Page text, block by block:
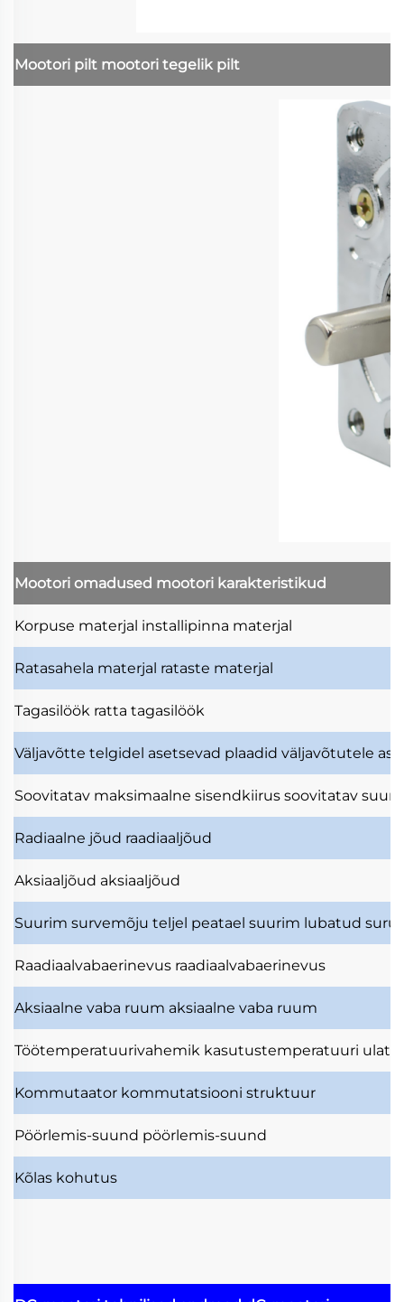
Mootori pilt mootori tegelik pilt
Mootori omadused mootori karakteristikud
Korpuse materjal installipinna materjal
Ratasahela materjal rataste materjal
Tagasilöök ratta tagasilöök
Väljavõtte telgidel asetsevad plaadid väljavõtutele
Soovitatav maksimaalne sisendkiirus soovitatav
Radiaalne jõud raadiaaljõud
Aksiaaljõud aksiaaljõud
Suurim survemõju teljel peatael suurim lubatud
Raadiaalvabaerinevus raadiaalvabaerinevus
Aksiaalne vaba ruum aksiaalne vaba ruum
Töötemperatuurivahemik kasutustemperatuuri
Kommutaator kommutatsiooni struktuur
Pöörlemis-suund pöörlemis-suund
Kõlas kohutus